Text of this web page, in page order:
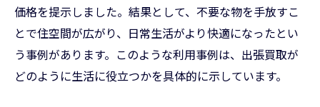
価格を提示しました。結果として、不要な物を手放すこ
とで住空間が広がり、日常生活がより快適になったとい
う事例があります。このような利用事例は、出張買取が
どのように生活に役立つかを具体的に示しています。